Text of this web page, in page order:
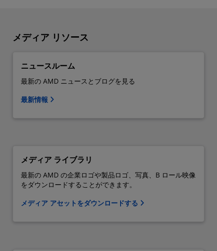
メディア リソース
ニュースルーム
最新の AMD ニュースとブログを見る
最新情報
メディア ライブラリ
最新の AMD の企業ロゴや製品ロゴ、写真、B ロール映像
をダウンロードすることができます。
メディア アセットをダウンロードする